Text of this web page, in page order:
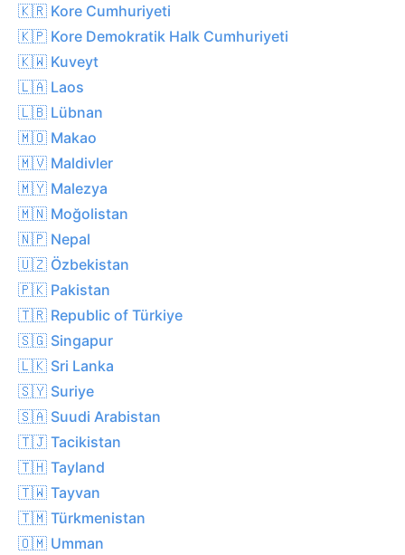
🇰🇷 Kore Cumhuriyeti
🇰🇵 Kore Demokratik Halk Cumhuriyeti
🇰🇼 Kuveyt
🇱🇦 Laos
🇱🇧 Lübnan
🇲🇴 Makao
🇲🇻 Maldivler
🇲🇾 Malezya
🇲🇳 Moğolistan
🇳🇵 Nepal
🇺🇿 Özbekistan
🇵🇰 Pakistan
🇹🇷 Republic of Türkiye
🇸🇬 Singapur
🇱🇰 Sri Lanka
🇸🇾 Suriye
🇸🇦 Suudi Arabistan
🇹🇯 Tacikistan
🇹🇭 Tayland
🇹🇼 Tayvan
🇹🇲 Türkmenistan
🇴🇲 Umman